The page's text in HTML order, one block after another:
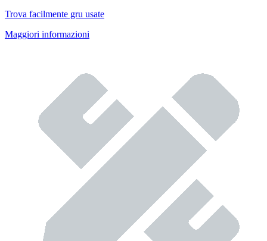
Trova facilmente gru usate
Maggiori informazioni